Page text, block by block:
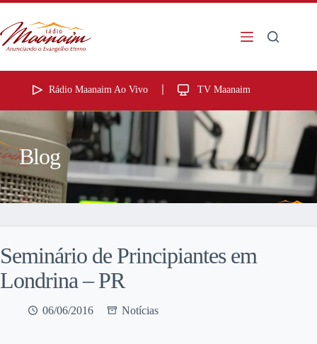
Rádio Maanaim Ao Vivo TV Maanaim
Blog
Seminário de Principiantes em
Londrina – PR
06/06/2016 Notícias